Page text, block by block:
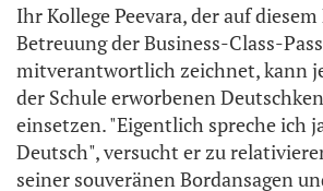
Ihr Kollege Peevara, der auf
Betreuung der Business-Class-
mitverantwortlich zeichnet, kann
der Schule erworbenen
einsetzen. "Eigentlich spreche ich
Deutsch", versucht er zu
seiner souveränen Bordansagen